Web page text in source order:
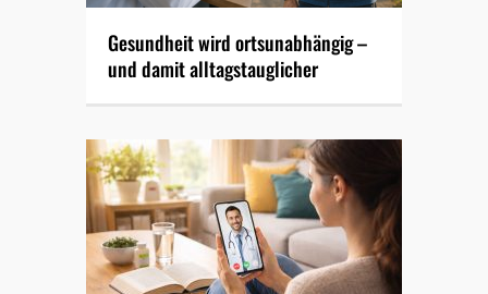
Gesundheit wird ortsunabhängig –
und damit alltagstauglicher